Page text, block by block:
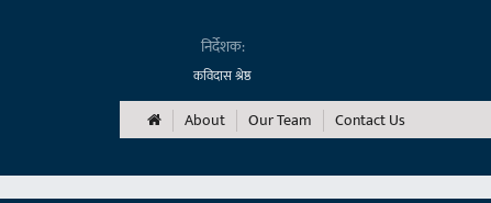
निर्देशक:
कविदास श्रेष्ठ
About Our Team Contact Us